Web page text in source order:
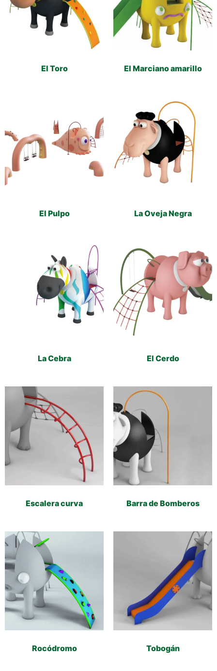
El Toro El Marciano amarillo
El Pulpo La Oveja Negra
La Cebra El Cerdo
Escalera curva Barra de Bomberos
Rocódromo Tobogán